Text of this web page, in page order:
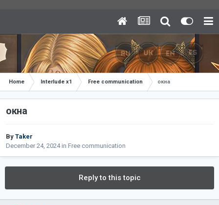
Home Interlude x1 Free communication окна
окна
By Taker
December 24, 2024in Free communication
Reply to this topic